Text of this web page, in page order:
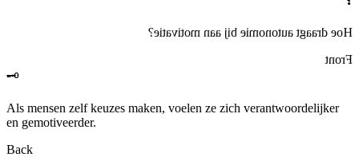
Hoe draagt autonomie bij aan motivatie?
Front
🗝
Als mensen zelf keuzes maken, voelen ze zich verantwoordelijker
en gemotiveerder.
Back